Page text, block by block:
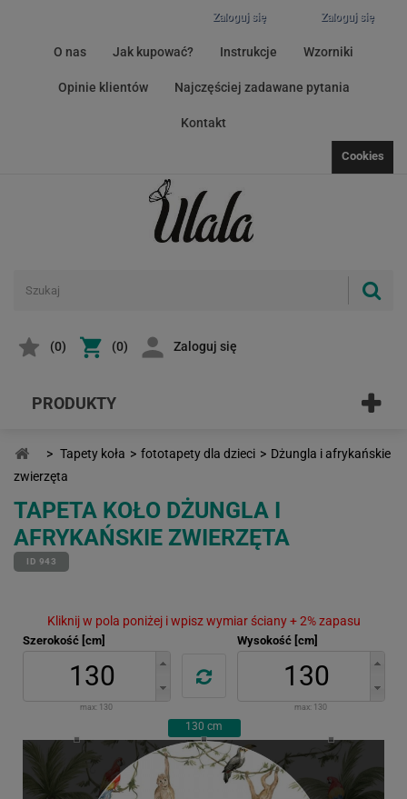
Zaloguj się
Zaloguj się
O nas Jak kupować? Instrukcje Wzorniki
Opinie klientów Najczęściej zadawane pytania
Kontakt
Cookies
(0) (0) Zaloguj się
PRODUKTY
> Tapety koła > fototapety dla dzieci > Dżungla i afrykańskie
zwierzęta
TAPETA KOŁO DŻUNGLA I
AFRYKAŃSKIE ZWIERZĘTA
ID 943
Kliknij w pola poniżej i wpisz wymiar ściany + 2% zapasu
Szerokość [cm]
max: 130
Wysokość [cm]
max: 130
130 cm